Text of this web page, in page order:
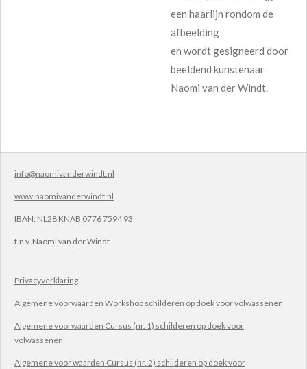
een haarlijn rondom de
afbeelding
en wordt gesigneerd door
beeldend kunstenaar
Naomi van der Windt.
info@naomivanderwindt.nl
www.naomivanderwindt.nl
IBAN: NL28 KNAB 0776 7594 93
t.n.v. Naomi van der Windt
Privacyverklaring
Algemene voorwaarden Workshop schilderen op doek voor volwassenen
Algemene voorwaarden Cursus (nr. 1) schilderen op doek voor
volwassenen
Algemene voor waarden Cursus (nr. 2) schilderen op doek voor